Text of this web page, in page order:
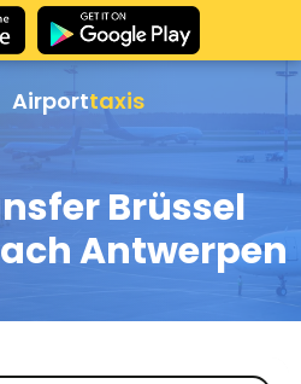
Airporttaxis
Brüssel
Antwerpen